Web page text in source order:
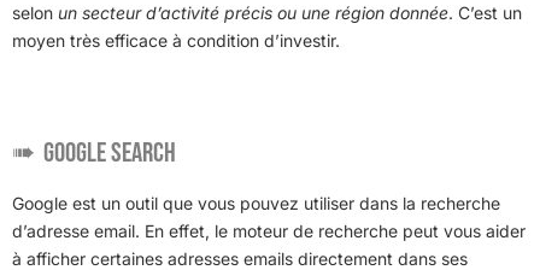
selon un secteur d’activité précis ou une région donnée. C’est un
moyen très efficace à condition d’investir.
Google Search
Google est un outil que vous pouvez utiliser dans la recherche
d’adresse email. En effet, le moteur de recherche peut vous aider
à afficher certaines adresses emails directement dans ses